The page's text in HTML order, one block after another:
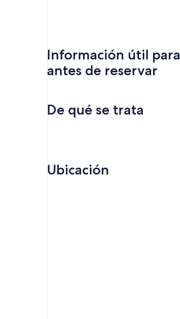
Información útil para
antes de reservar
De qué se trata
Ubicación